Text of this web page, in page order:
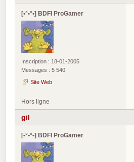
[•°•°•] BDFI ProGamer
Inscription : 18-01-2005
Messages : 5 540
Site Web
Hors ligne
gil
[•°•°•] BDFI ProGamer